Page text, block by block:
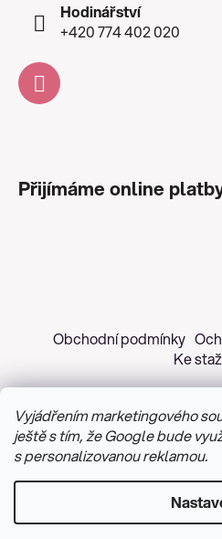
Vyjádřením marketingového
ještě s tím, že Google bude
s personalizovanou reklamou.
Hodinářství
+420 774 402 020
Přijímáme online
Obchodní podmínky
Ke
Vytvořil
Upravit